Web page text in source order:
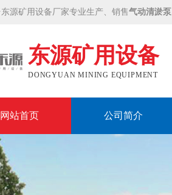
源矿用设备厂家专业生产、销售气动清淤泵
东源矿用设备
DONGYUAN MINING EQUIPMENT
网站首页 公司简介